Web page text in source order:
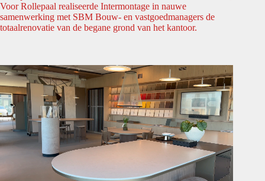
Voor Rollepaal realiseerde Intermontage in nauwe
samenwerking met SBM Bouw- en vastgoedmanagers de
totaalrenovatie van de begane grond van het kantoor.